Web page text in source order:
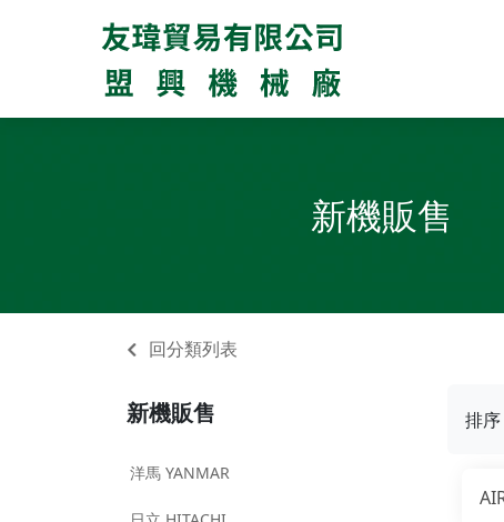
新機販售
回分類列表
排序
新機販售
洋馬 YANMAR